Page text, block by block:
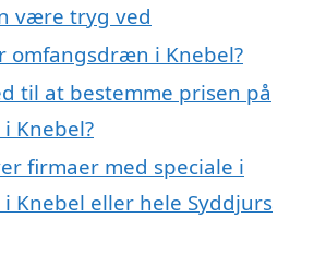
være tryg ved
omfangsdræn i Knebel?
til at bestemme prisen på
Knebel?
firmaer med speciale i
Knebel eller hele Syddjurs